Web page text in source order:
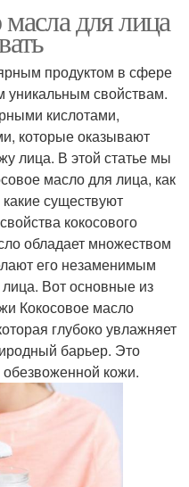
для лица
продуктом в сфере
уникальным свойствам.
кислотами,
которые оказывают
лица. В этой статье мы
масло для лица, как
существуют
кокосового
обладает множеством
его незаменимым
Вот основные из
Кокосовое масло
глубоко увлажняет
барьер. Это
кожи.